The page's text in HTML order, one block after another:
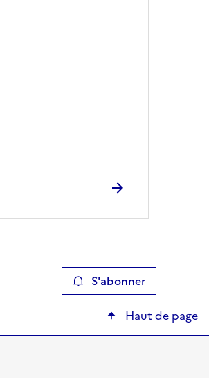
S'abonner
Haut de page